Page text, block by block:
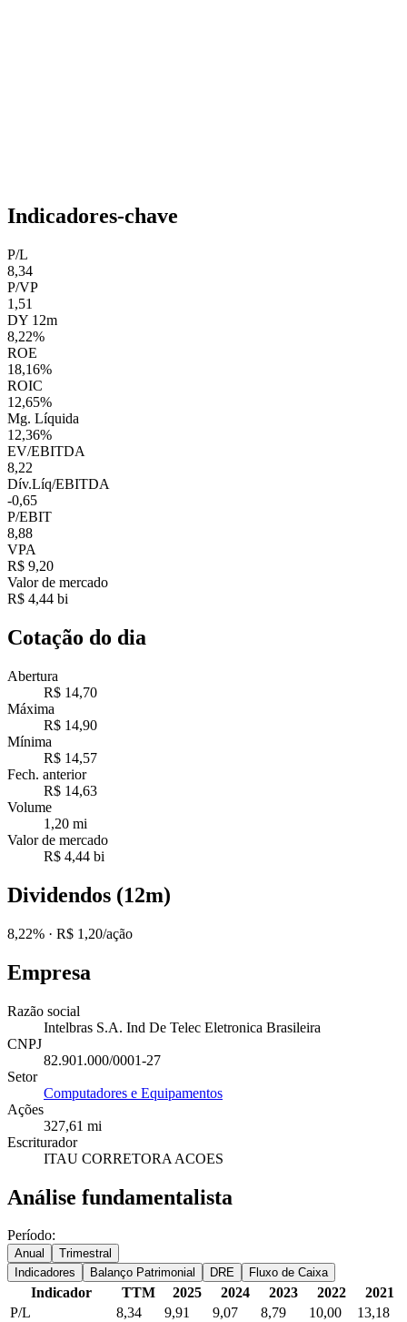
Indicadores-chave
P/L
8,34
P/VP
1,51
DY 12m
8,22%
ROE
18,16%
ROIC
12,65%
Mg. Líquida
12,36%
EV/EBITDA
8,22
Dív.Líq/EBITDA
-0,65
P/EBIT
8,88
VPA
R$ 9,20
Valor de mercado
R$ 4,44 bi
Cotação do dia
Abertura
R$ 14,70
Máxima
R$ 14,90
Mínima
R$ 14,57
Fech. anterior
R$ 14,63
Volume
1,20 mi
Valor de mercado
R$ 4,44 bi
Dividendos (12m)
8,22% · R$ 1,20/ação
Empresa
Razão social
Intelbras S.A. Ind De Telec Eletronica Brasileira
CNPJ
82.901.000/0001-27
Setor
Computadores e Equipamentos
Ações
327,61 mi
Escriturador
ITAU CORRETORA ACOES
Análise fundamentalista
Período:
Anual
Trimestral
Indicadores
Balanço Patrimonial DRE Fluxo de Caixa
Indicador TTM 2025 2024 2023 2022
2021
P/L
8,34 9,91 9,07 8,79 10,00
13,18